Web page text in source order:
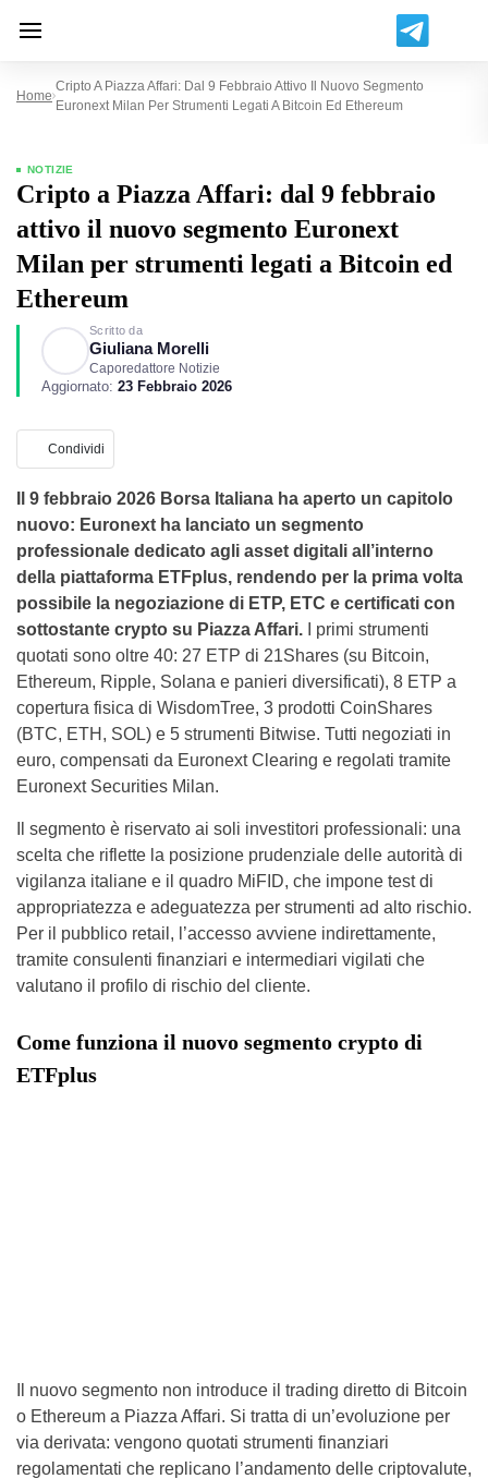
Home
Cripto A Piazza Affari: Dal 9 Febbraio Attivo Il Nuovo Segmento
Euronext Milan Per Strumenti Legati A Bitcoin Ed Ethereum
NOTIZIE
Cripto a Piazza Affari: dal 9 febbraio
attivo il nuovo segmento Euronext
Milan per strumenti legati a Bitcoin ed
Ethereum
Scritto da
Giuliana Morelli
Caporedattore Notizie
Aggiornato: 23 Febbraio 2026
Condividi
Il 9 febbraio 2026 Borsa Italiana ha aperto un capitolo
nuovo: Euronext ha lanciato un segmento
professionale dedicato agli asset digitali all’interno
della piattaforma ETFplus, rendendo per la prima volta
possibile la negoziazione di ETP, ETC e certificati con
sottostante crypto su Piazza Affari. I primi strumenti
quotati sono oltre 40: 27 ETP di 21Shares (su Bitcoin,
Ethereum, Ripple, Solana e panieri diversificati), 8 ETP a
copertura fisica di WisdomTree, 3 prodotti CoinShares
(BTC, ETH, SOL) e 5 strumenti Bitwise. Tutti negoziati in
euro, compensati da Euronext Clearing e regolati tramite
Euronext Securities Milan.
Il segmento è riservato ai soli investitori professionali: una
scelta che riflette la posizione prudenziale delle autorità di
vigilanza italiane e il quadro MiFID, che impone test di
appropriatezza e adeguatezza per strumenti ad alto rischio.
Per il pubblico retail, l’accesso avviene indirettamente,
tramite consulenti finanziari e intermediari vigilati che
valutano il profilo di rischio del cliente.
Come funziona il nuovo segmento crypto di
ETFplus
Il nuovo segmento non introduce il trading diretto di Bitcoin
o Ethereum a Piazza Affari. Si tratta di un’evoluzione per
via derivata: vengono quotati strumenti finanziari
regolamentati che replicano l’andamento delle criptovalute,